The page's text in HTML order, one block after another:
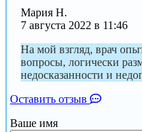
Мария Н.
7 августа 2022 в 11:46
На мой взгляд, врач
вопросы, логически
недосказанности и
Оставить отзыв
Ваше имя